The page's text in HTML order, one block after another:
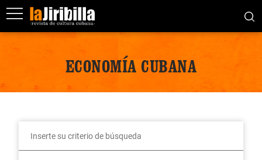
ECONOMÍA CUBANA